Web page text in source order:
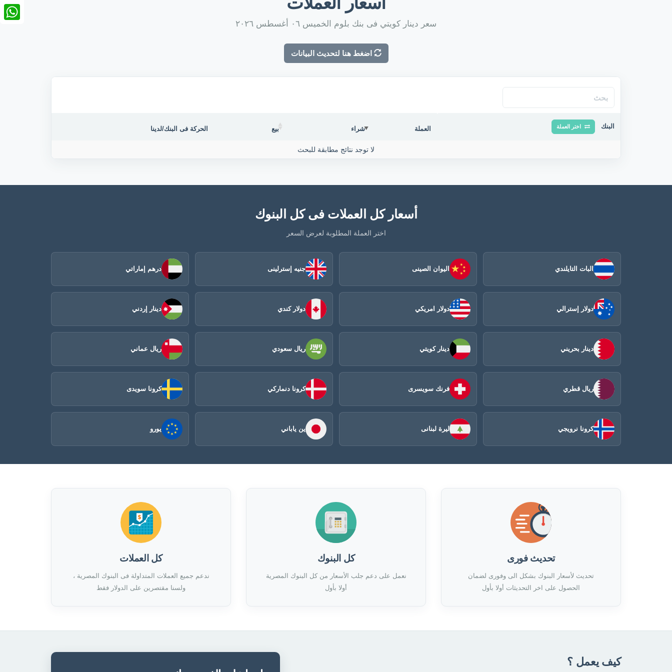
سعر دينار كويتي فى بنك بلوم الخميس ٠٦ أغسطس ٢٠٢٦
اضغط هنا لتحديث البيانات
البنك اختر العملة العملة شراء بيع الحركة فى البنك/لدينا
لا توجد نتائج مطابقة للبحث
أسعار كل العملات فى كل البنوك
اختر العملة المطلوبة لعرض السعر
البات التايلندي اليوان الصينى​ جنيه إسترلينى درهم إماراتي
دولار إسترالي دولار امريكي دولار كندي دينار إردني
دينار بحريني دينار كويتي ريال سعودي ريال عماني
ريال قطري فرنك سويسرى كرونا دنماركي كرونا سويدى
كرونا نرويجي ليرة لبنانى ين ياباني يورو
تحديث فورى
تحديث لأسعار البنوك بشكل الى وفورى لضمان
الحصول على اخر التحديثات أولا بأول
كل البنوك
نعمل على دعم جلب الأسعار من كل البنوك المصرية
أولا بأول
كل العملات
ندعم جميع العملات المتداولة فى البنوك المصرية ،
ولسنا مقتصرين على الدولار فقط
كيف يعمل ؟